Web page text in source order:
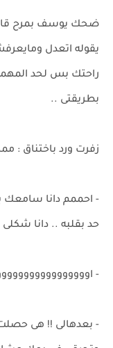
ضحك يوسف بمرح
يقوله اتعدل
راحتك بس لحد
بطريقتى ..
زفرت ورد باختناق :
- احممم دانا
حد بقلبه .. دانا
-
- بعدهالى !! هى